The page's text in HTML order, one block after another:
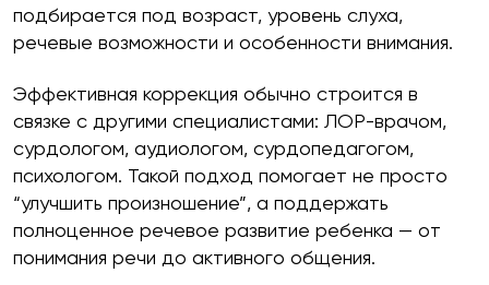
подбирается под возраст, уровень слуха,
речевые возможности и особенности внимания.
Эффективная коррекция обычно строится в
связке с другими специалистами: ЛОР-врачом,
сурдологом, аудиологом, сурдопедагогом,
психологом. Такой подход помогает не просто
“улучшить произношение”, а поддержать
полноценное речевое развитие ребенка — от
понимания речи до активного общения.